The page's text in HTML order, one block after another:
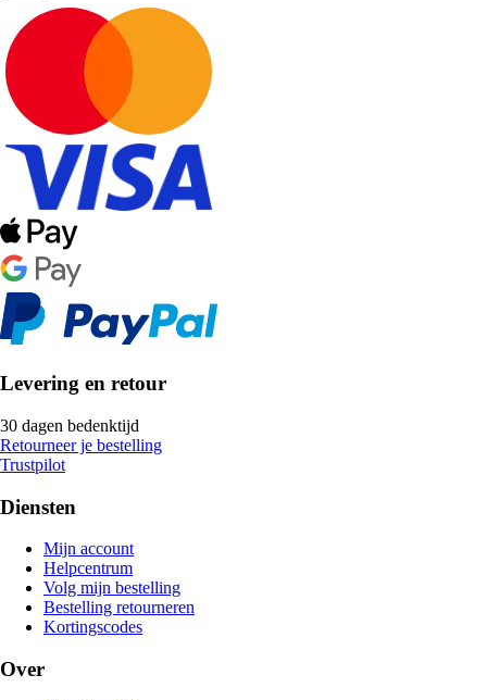
Levering en retour
30 dagen bedenktijd
Retourneer je bestelling
Trustpilot
Diensten
Mijn account
Helpcentrum
Volg mijn bestelling
Bestelling retourneren
Kortingscodes
Over